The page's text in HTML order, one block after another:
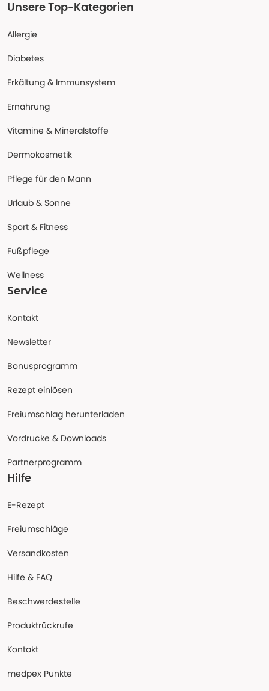
Unsere Top-Kategorien
Allergie
Diabetes
Erkältung & Immunsystem
Ernährung
Vitamine & Mineralstoffe
Dermokosmetik
Pflege für den Mann
Urlaub & Sonne
Sport & Fitness
Fußpflege
Wellness
Service
Kontakt
Newsletter
Bonusprogramm
Rezept einlösen
Freiumschlag herunterladen
Vordrucke & Downloads
Partnerprogramm
Hilfe
E-Rezept
Freiumschläge
Versandkosten
Hilfe & FAQ
Beschwerdestelle
Produktrückrufe
Kontakt
medpex Punkte